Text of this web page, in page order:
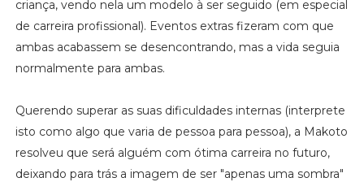
criança, vendo nela um modelo à ser seguido (em especial
de carreira profissional). Eventos extras fizeram com que
ambas acabassem se desencontrando, mas a vida seguia
normalmente para ambas.
Querendo superar as suas dificuldades internas (interprete
isto como algo que varia de pessoa para pessoa), a Makoto
resolveu que será alguém com ótima carreira no futuro,
deixando para trás a imagem de ser "apenas uma sombra"